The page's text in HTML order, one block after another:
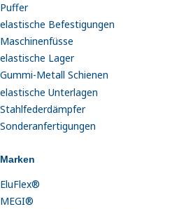
Puffer
elastische Befestigungen
Maschinenfüsse
elastische Lager
Gummi-Metall Schienen
elastische Unterlagen
Stahlfederdämpfer
Sonderanfertigungen
Marken
EluFlex®
MEGI®